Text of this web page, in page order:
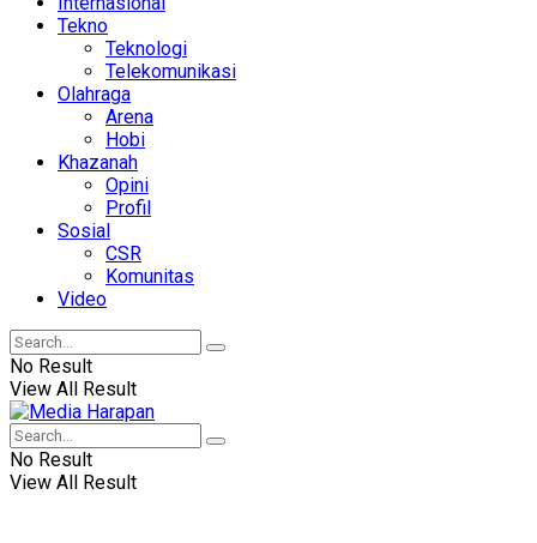
Tekno
Teknologi
Telekomunikasi
Olahraga
Arena
Hobi
Khazanah
Opini
Profil
Sosial
CSR
Komunitas
Video
No Result
View All Result
No Result
View All Result